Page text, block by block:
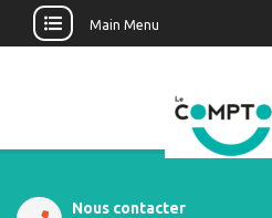
Main Menu
Nous contacter